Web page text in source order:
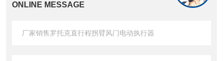
ONLINE MESSAGE